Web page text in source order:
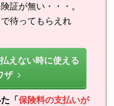
証が無い・・・。
待ってもらえれ
えない時に使える
ザ
「保険料の支払いが